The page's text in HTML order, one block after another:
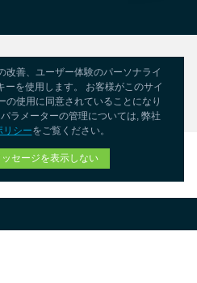
改善、ユーザー体験のパーソナライ
ーを使用します。 お客様がこのサイ
の使用に同意されていることになり
ラメーターの管理については, 弊社
リシーをご覧ください。
セージを表示しない